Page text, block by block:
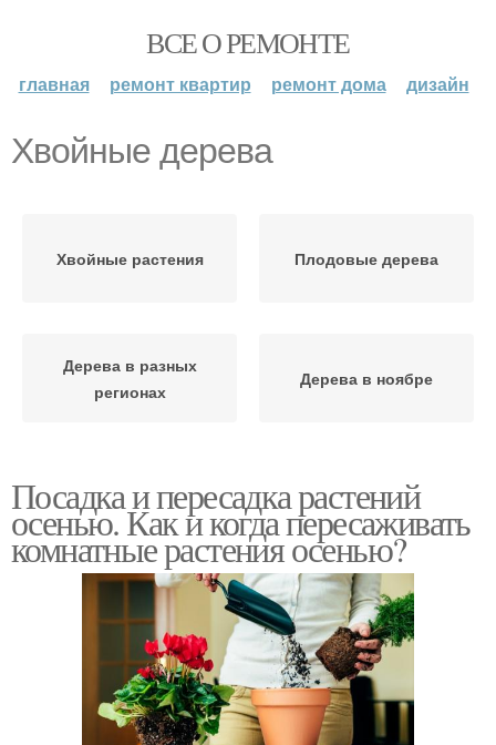
ВСЕ О РЕМОНТЕ
главная ремонт квартир ремонт дома дизайн
Хвойные дерева
Хвойные растения Плодовые дерева
Дерева в разных
регионах
Дерева в ноябре
Посадка и пересадка растений
осенью. Как и когда пересаживать
комнатные растения осенью?